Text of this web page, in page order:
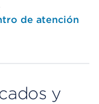
de atención
y